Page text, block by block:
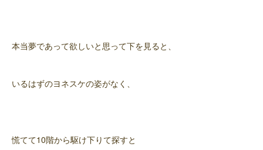
本当夢であって欲しいと思って下を見ると、
いるはずのヨネスケの姿がなく、
慌てて10階から駆け下りて探すと